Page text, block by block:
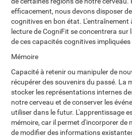
efficacement, nous devons disposer
cognitives en bon état. L'entraînement
lecture de CogniFit se concentrera
de ces capacités cognitives impliquées
Mémoire
Capacité à retenir ou manipuler de
récupérer des souvenirs du passé. La
stocker les représentations internes
notre cerveau et de conserver les
utiliser dans le futur. L'apprentissage
mémoire, car il permet d'incorporer de
de modifier des informations